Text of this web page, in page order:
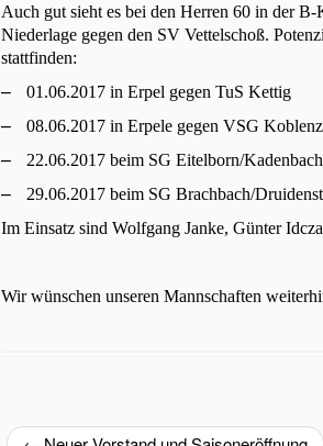
Auch gut sieht es bei den Herren 60 in der
Niederlage gegen den SV Vettelschoß.
stattfinden:
– 01.06.2017 in Erpel gegen TuS Kettig
– 08.06.2017 in Erpele gegen VSG Koblenz
– 22.06.2017 beim SG Eitelborn/Kadenbach
–
29.06.2017 beim SG Brachbach/
Im Einsatz sind Wolfgang Janke, Günter
Wir wünschen unseren Mannschaften